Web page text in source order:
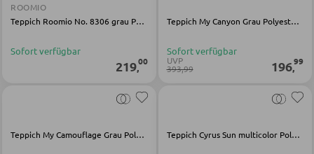
Matratzen
Lattenroste
ROOMIO
Teppich Roomio No. 8306 grau Polyester
Sofort verfügbar
219,00
Teppich My Canyon Grau Polyester Polypropylen
Sofort verfügbar
UVP
393,99 196,99
Teppich My Camouflage Grau Polyester Teppich Cyrus Sun multicolor Polypropylen Polyester